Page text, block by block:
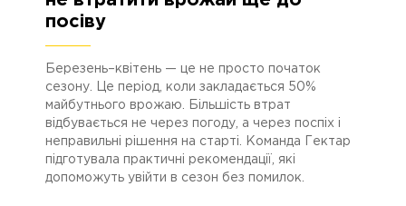
посіву
Березень–квітень — це не просто початок
сезону. Це період, коли закладається 50%
майбутнього врожаю. Більшість втрат
відбувається не через погоду, а через поспіх і
неправильні рішення на старті. Команда Гектар
підготувала практичні рекомендації, які
допоможуть увійти в сезон без помилок.